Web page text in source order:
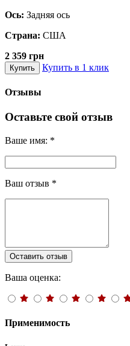
Ось: Задняя ось
Страна: США
2 359 грн
Купить Купить в 1 клик
Отзывы
Оставьте свой отзыв
Ваше имя: *
Ваш отзыв *
Оставить отзыв
Ваша оценка:
Применимость